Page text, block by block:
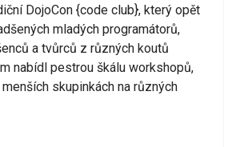
DojoCon {code club}, který opět
mladých programátorů,
a tvůrců z různých koutů
nabídl pestrou škálu workshopů,
skupinkách na různých